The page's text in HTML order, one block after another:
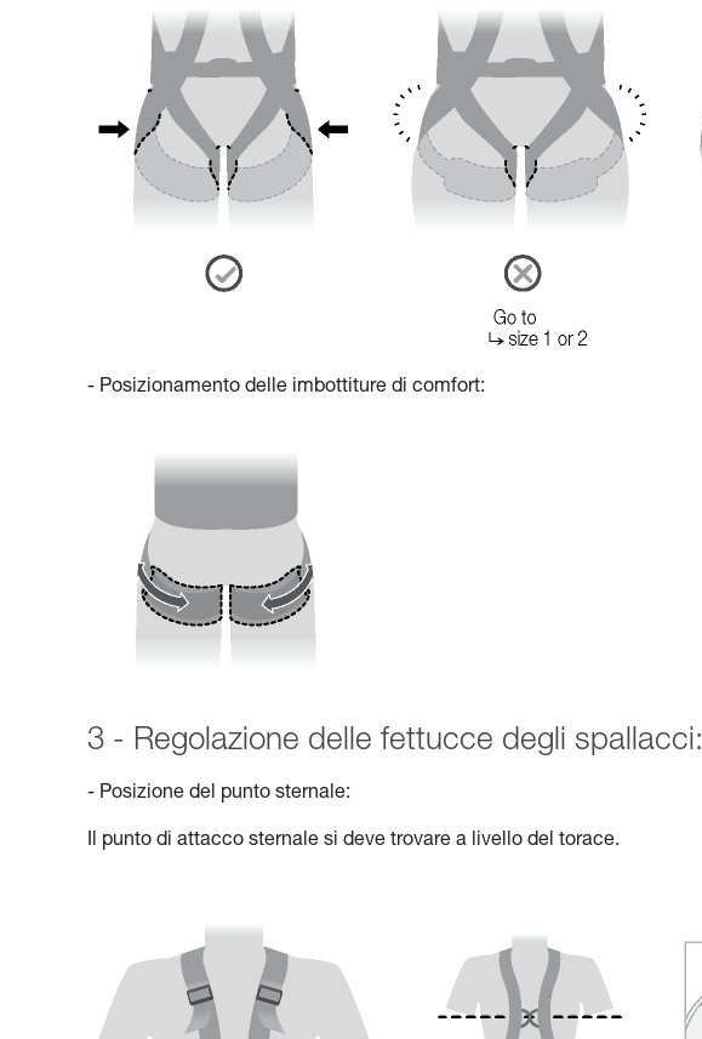
- Posizionamento delle imbottiture di comfort:
3 - Regolazione delle fettucce degli spallacci:
- Posizione del punto sternale:
Il punto di attacco sternale si deve trovare a livello del torace.